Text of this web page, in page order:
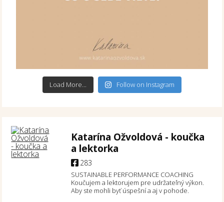
Load More... Follow on Instagram
Katarína Ožvoldová - koučka
a lektorka
283
SUSTAINABLE PERFORMANCE COACHING
Koučujem a lektorujem pre udržateľný výkon.
Aby ste mohli byť úspešní a aj v pohode.